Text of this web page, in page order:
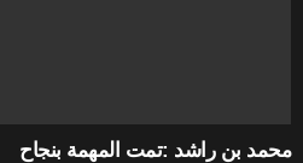
محمد بن راشد :تمت المهمة بنجاح